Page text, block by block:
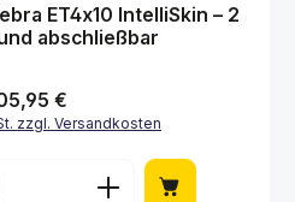
von 0 von 5 Sternen
ET4x10 IntelliSkin – 2
abschließbar
Preis:
€
zzgl. Versandkosten
Gib den gewünschten